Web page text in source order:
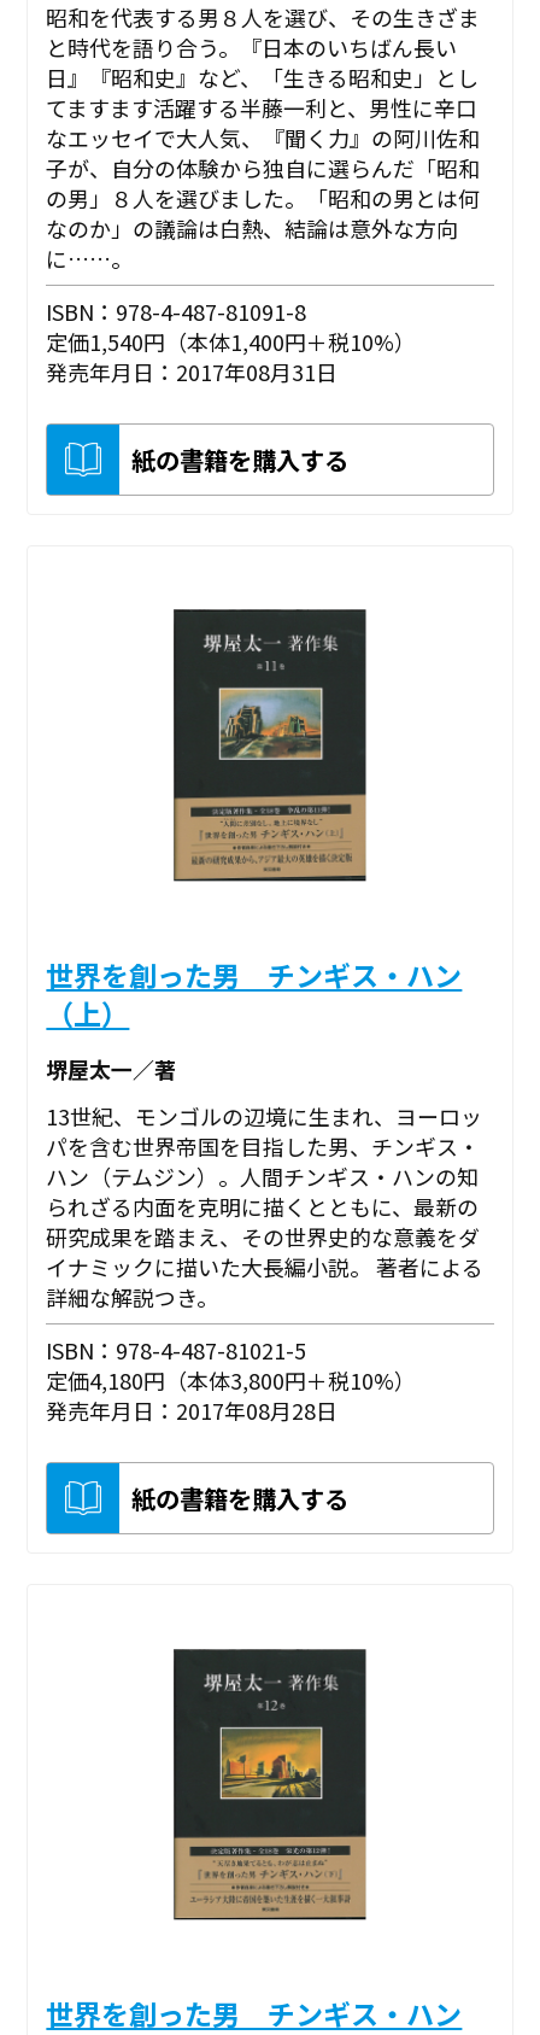
昭和を代表する男８人を選び、その生きざま
と時代を語り合う。『日本のいちばん長い
日』『昭和史』など、「生きる昭和史」とし
てますます活躍する半藤一利と、男性に辛口
なエッセイで大人気、『聞く力』の阿川佐和
子が、自分の体験から独自に選らんだ「昭和
の男」８人を選びました。「昭和の男とは何
なのか」の議論は白熱、結論は意外な方向
に……。
ISBN：978-4-487-81091-8
定価1,540円（本体1,400円＋税10%）
発売年月日：2017年08月31日
紙の書籍を購入する
世界を創った男 チンギス・ハン
（上）
堺屋太一／著
13世紀、モンゴルの辺境に生まれ、ヨーロッ
パを含む世界帝国を目指した男、チンギス・
ハン（テムジン）。人間チンギス・ハンの知
られざる内面を克明に描くとともに、最新の
研究成果を踏まえ、その世界史的な意義をダ
イナミックに描いた大長編小説。 著者による
詳細な解説つき。
ISBN：978-4-487-81021-5
定価4,180円（本体3,800円＋税10%）
発売年月日：2017年08月28日
紙の書籍を購入する
世界を創った男 チンギス・ハン